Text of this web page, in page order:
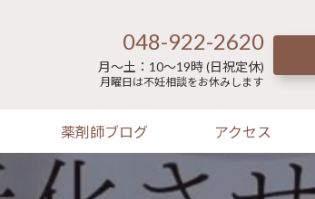
048-922-2620
月～土：10～19時 (日祝定休)
月曜日は不妊相談をお休みします
薬剤師ブログ アクセス